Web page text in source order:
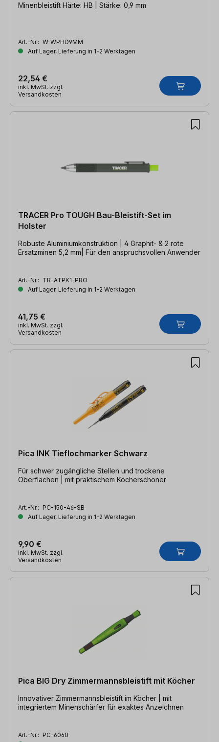
Minenbleistift Härte: HB | Stärke: 0,9 mm
Art.-Nr.: W-WPHD9MM
Auf Lager, Lieferung in 1-2 Werktagen
22,54 €
inkl. MwSt. zzgl.
Versandkosten
TRACER Pro TOUGH Bau-Bleistift-Set im
Holster
Robuste Aluminiumkonstruktion | 4 Graphit- & 2 rote
Ersatzminen 5,2 mm| Für den anspruchsvollen Anwender
Art.-Nr.: TR-ATPK1-PRO
Auf Lager, Lieferung in 1-2 Werktagen
41,75 €
inkl. MwSt. zzgl.
Versandkosten
Pica INK Tieflochmarker Schwarz
Für schwer zugängliche Stellen und trockene
Oberflächen | mit praktischem Köcherschoner
Art.-Nr.: PC-150-46-SB
Auf Lager, Lieferung in 1-2 Werktagen
9,90 €
inkl. MwSt. zzgl.
Versandkosten
Pica BIG Dry Zimmermannsbleistift mit Köcher
Innovativer Zimmermannsbleistift im Köcher | mit
integriertem Minenschärfer für exaktes Anzeichnen
Art.-Nr.: PC-6060